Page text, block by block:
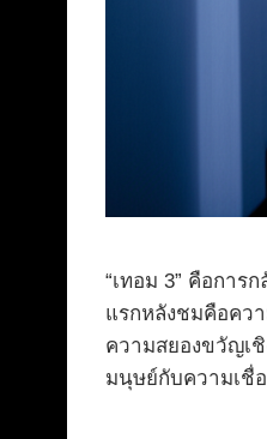
“เทอม 3” คือกา
แรกหลังชมคือคว
ความสยองขวัญเ
มนุษย์กับความเชื่